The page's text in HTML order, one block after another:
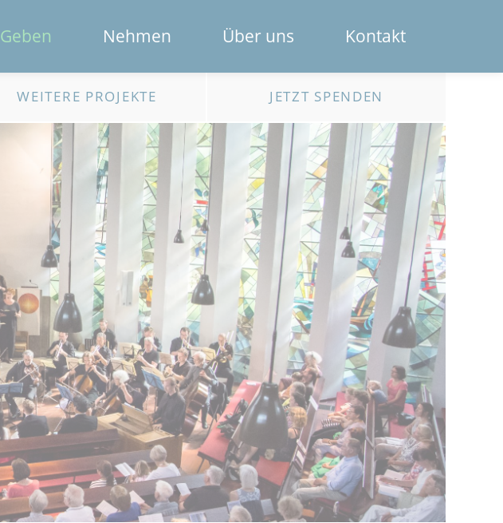
Geben Nehmen Über uns
Das Spendenportal
Die Bank
Das Team
Erklärfilme
Registrierung für Institutionen
Kontakt
Kontakt
WEITERE PROJEKTE JETZT SPENDEN